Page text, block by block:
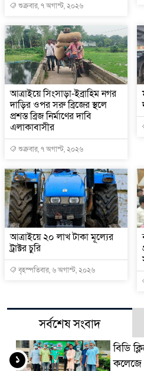
শুক্রবার, ৭ অগাস্ট, ২০২৬
আত্রাইয়ে সিংসাড়া-ইব্রাহিম নগর
দাড়ির ওপর সরু ব্রিজের স্থলে
প্রশস্ত ব্রিজ নির্মাণের দাবি
এলাকাবাসীর
শুক্রবার, ৭ অগাস্ট, ২০২৬
আত্রাইয়ে ২০ লাখ টাকা মূল্যের
ট্রাক্টর চুরি
বৃহস্পতিবার, ৬ অগাস্ট, ২০২৬
সর্বশেষ সংবাদ
বিডি
কলেজে
১